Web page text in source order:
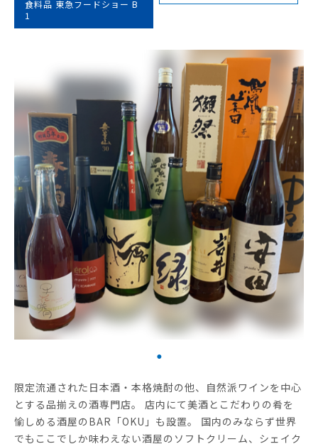
食料品 東急フードショー B
1
限定流通された日本酒・本格焼酎の他、自然派ワインを中心
とする品揃えの酒専門店。 店内にて美酒とこだわりの肴を
愉しめる酒屋のBAR「OKU」も設置。 国内のみならず世界
でもここでしか味わえない酒屋のソフトクリーム、シェイク